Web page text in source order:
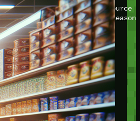
the ultimate Minetest
knowledge and tips from